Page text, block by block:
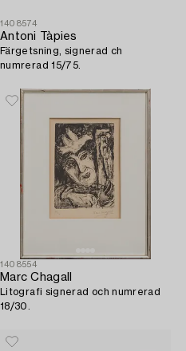
1408574
Antoni Tàpies
Färgetsning, signerad ch
numrerad 15/75.
1408554
Marc Chagall
Litografi signerad och numrerad
18/30.